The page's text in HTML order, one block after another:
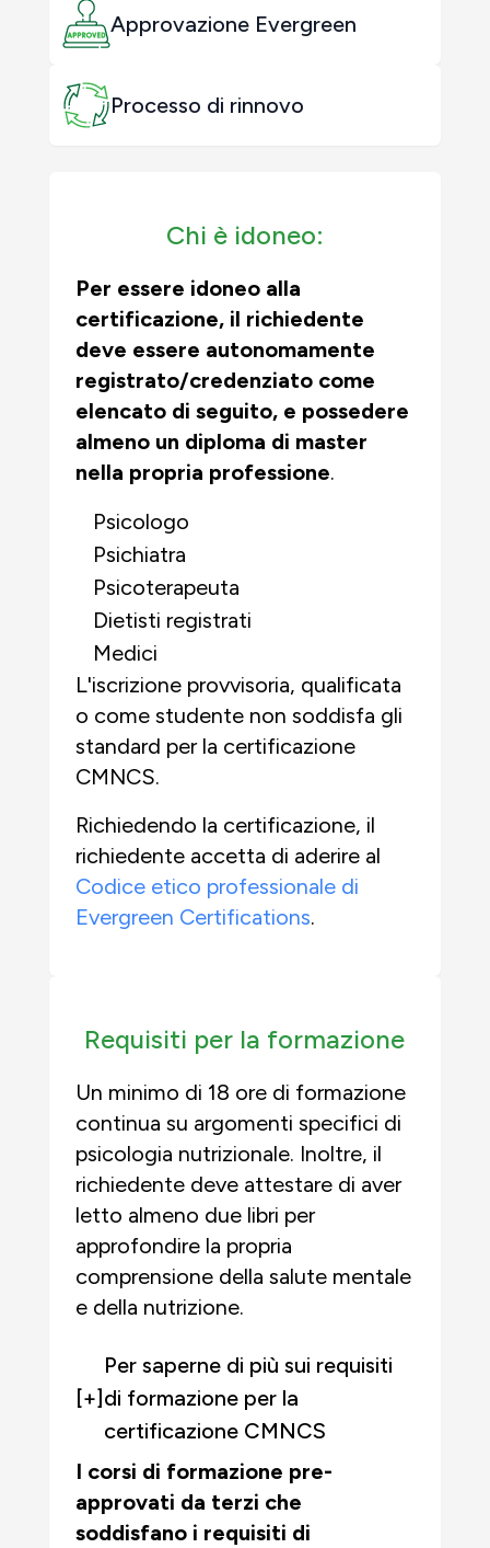
Approvazione Evergreen
Processo di rinnovo
Chi è idoneo:
Per essere idoneo alla
certificazione, il richiedente
deve essere autonomamente
registrato/credenziato come
elencato di seguito, e possedere
almeno un diploma di master
nella propria professione.
Psicologo
Psichiatra
Psicoterapeuta
Dietisti registrati
Medici
L'iscrizione provvisoria, qualificata
o come studente non soddisfa gli
standard per la certificazione
CMNCS.
Richiedendo la certificazione, il
richiedente accetta di aderire al
Codice etico professionale di
Evergreen Certifications.
Requisiti per la formazione
Un minimo di 18 ore di formazione
continua su argomenti specifici di
psicologia nutrizionale. Inoltre, il
richiedente deve attestare di aver
letto almeno due libri per
approfondire la propria
comprensione della salute mentale
e della nutrizione.
[+]
Per saperne di più sui requisiti
di formazione per la
certificazione CMNCS
I corsi di formazione pre-
approvati da terzi che
soddisfano i requisiti di